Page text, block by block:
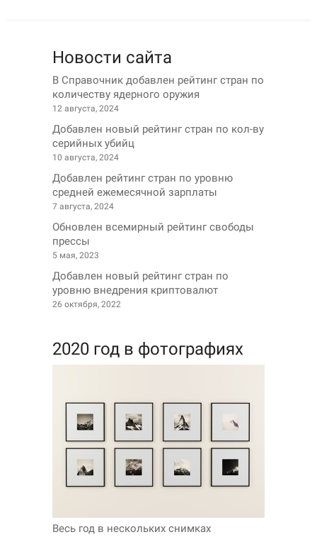
Новости сайта
В Справочник добавлен рейтинг стран по
количеству ядерного оружия
12 августа, 2024
Добавлен новый рейтинг стран по кол-ву
серийных убийц
10 августа, 2024
Добавлен рейтинг стран по уровню
средней ежемесячной зарплаты
7 августа, 2024
Обновлен всемирный рейтинг свободы
прессы
5 мая, 2023
Добавлен новый рейтинг стран по
уровню внедрения криптовалют
26 октября, 2022
2020 год в фотографиях
Весь год в нескольких снимках